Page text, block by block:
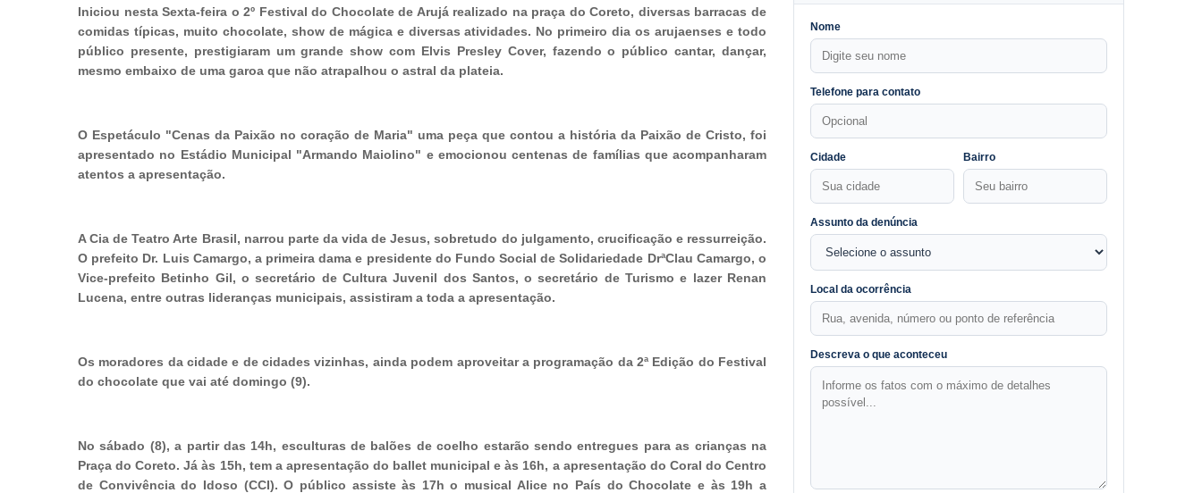
Iniciou nesta Sexta-feira o 2º Festival do Chocolate de Arujá realizado na praça do Coreto, diversas barracas de
comidas típicas, muito chocolate, show de mágica e diversas atividades. No primeiro dia os arujaenses e todo
público presente, prestigiaram um grande show com Elvis Presley Cover, fazendo o público cantar, dançar,
mesmo embaixo de uma garoa que não atrapalhou o astral da plateia.
O Espetáculo "Cenas da Paixão no coração de Maria" uma peça que contou a história da Paixão de Cristo, foi
apresentado no Estádio Municipal "Armando Maiolino" e emocionou centenas de famílias que acompanharam
atentos a apresentação.
A Cia de Teatro Arte Brasil, narrou parte da vida de Jesus, sobretudo do julgamento, crucificação e ressurreição.
O prefeito Dr. Luis Camargo, a primeira dama e presidente do Fundo Social de Solidariedade DrªClau Camargo, o
Vice-prefeito Betinho Gil, o secretário de Cultura Juvenil dos Santos, o secretário de Turismo e lazer Renan
Lucena, entre outras lideranças municipais, assistiram a toda a apresentação.
Os moradores da cidade e de cidades vizinhas, ainda podem aproveitar a programação da 2ª Edição do Festival
do chocolate que vai até domingo (9).
No sábado (8), a partir das 14h, esculturas de balões de coelho estarão sendo entregues para as crianças na
Praça do Coreto. Já às 15h, tem a apresentação do ballet municipal e às 16h, a apresentação do Coral do Centro
de Convivência do Idoso (CCI). O público assiste às 17h o musical Alice no País do Chocolate e às 19h a
Nome
Telefone para contato
Cidade Bairro
Assunto da denúncia
Local da ocorrência
Descreva o que aconteceu